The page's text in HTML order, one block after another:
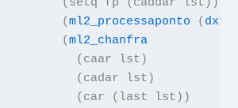
(
ml2_processaponto ( dxf
(
ml2_chanfra
( caar lst )
(
cadar lst )
(
car ( last lst ))